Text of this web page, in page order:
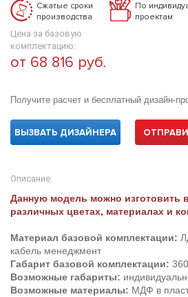
Сжатые сроки
производства
По
проектам
Цена за базовую
комплектацию:
от 68 816 руб.
Получите расчет и бесплатный дизайн-
ВЫЗВАТЬ ДИЗАЙНЕРА
Описание:
Данную модель можно изготовить в
различных цветах, материалах и
Материал базовой комплектации:
кабель менеджмент
Габарит базовой комплектации:
Возможные габариты:
Возможные материалы: МДФ в